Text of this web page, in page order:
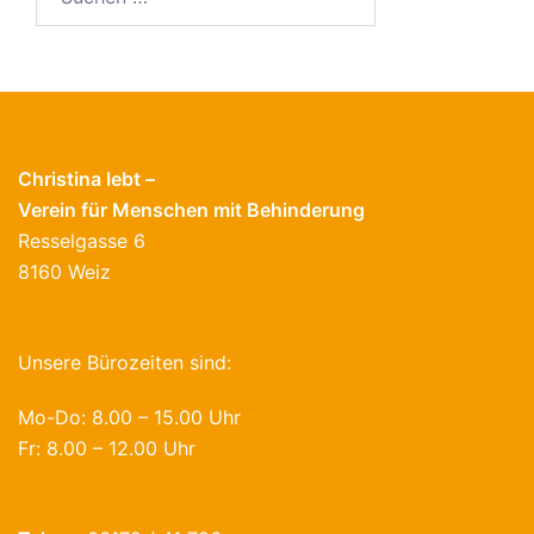
Christina lebt –
Verein für Menschen mit Behinderung
Resselgasse 6
8160 Weiz
Unsere Bürozeiten sind:
Mo-Do: 8.00 – 15.00 Uhr
Fr: 8.00 – 12.00 Uhr